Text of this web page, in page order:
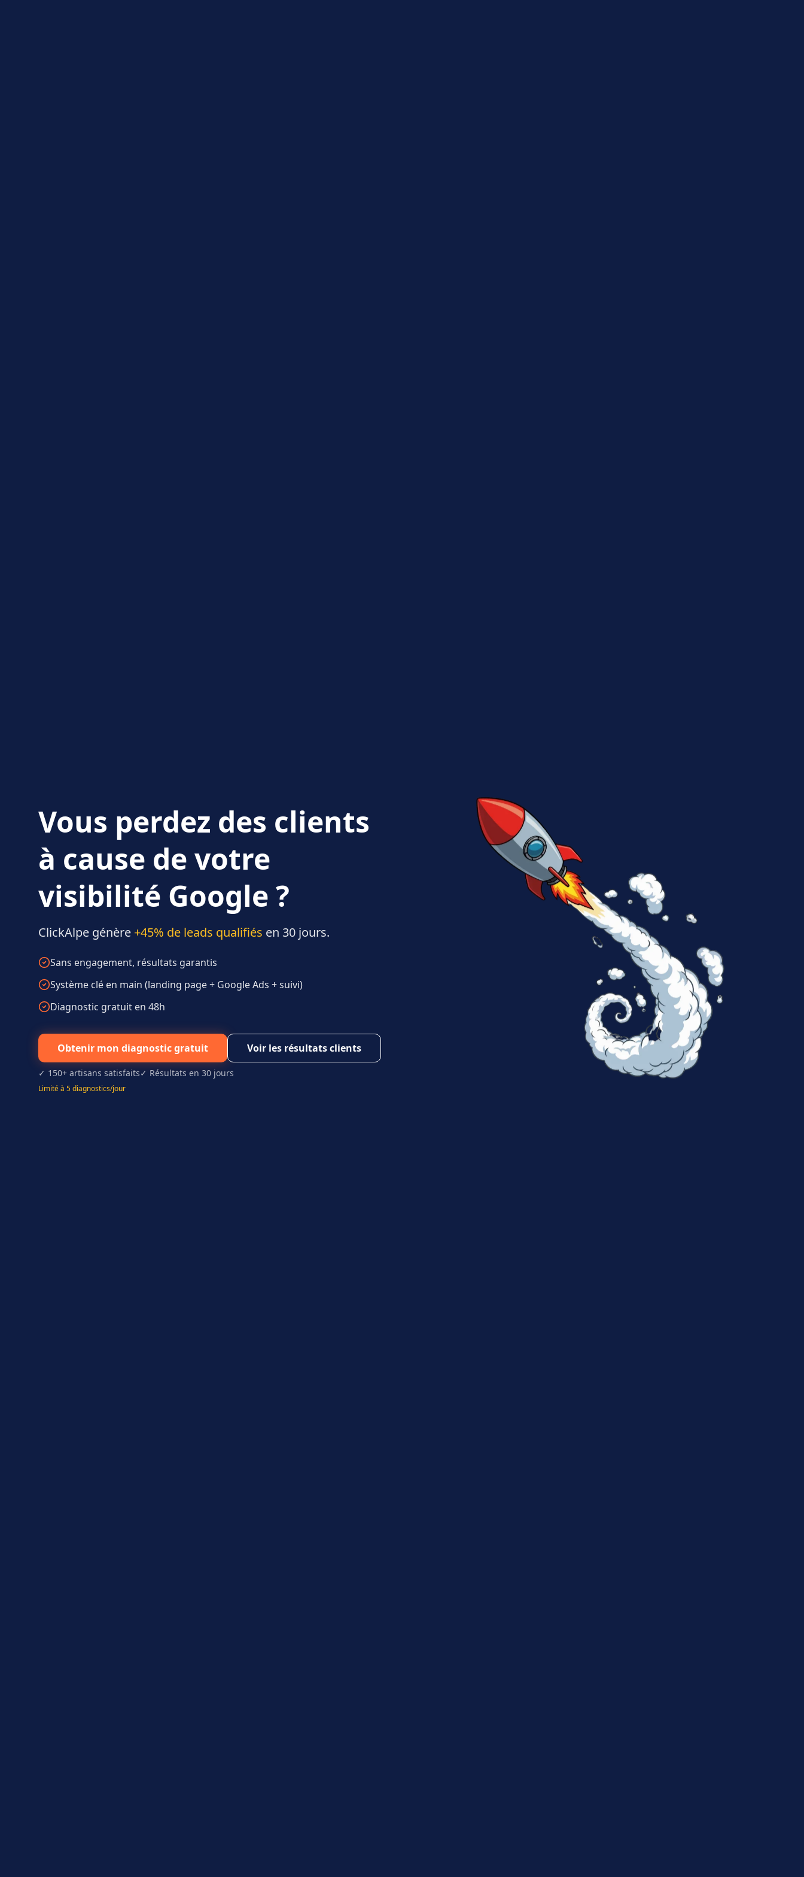
Vous perdez des clients
à cause de votre
visibilité Google ?
ClickAlpe génère +45% de leads qualifiés en 30 jours.
Sans engagement, résultats garantis
Système clé en main (landing page + Google Ads + suivi)
Diagnostic gratuit en 48h
Obtenir mon diagnostic gratuit Voir les résultats clients
✓ 150+ artisans satisfaits✓ Résultats en 30 jours
Limité à 5 diagnostics/jour